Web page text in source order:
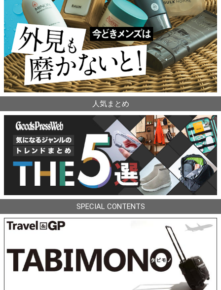
人気まとめ
SPECIAL CONTENTS